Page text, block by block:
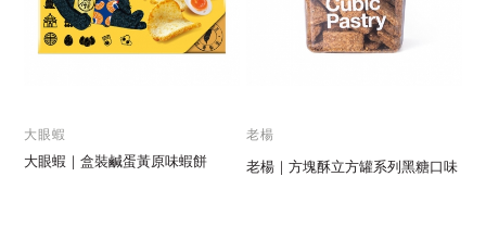
大眼蝦
大眼蝦｜盒裝鹹蛋黃原味蝦餅
老楊
老楊｜方塊酥立方罐系列黑糖口味